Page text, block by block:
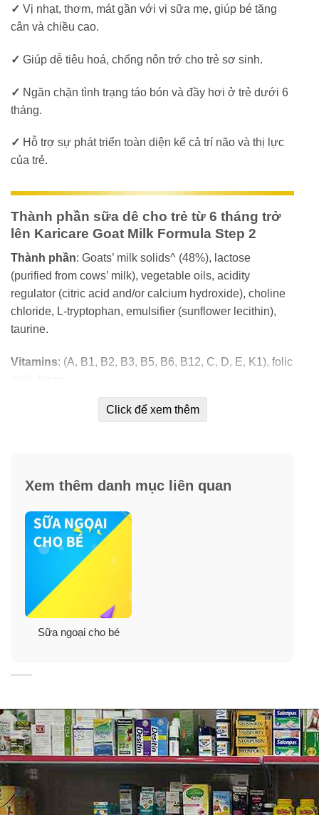
✓ Vị nhạt, thơm, mát gần với vị sữa mẹ, giúp bé tăng
cân và chiều cao.
✓ Giúp dễ tiêu hoá, chống nôn trớ cho trẻ sơ sinh.
✓ Ngăn chặn tình trạng táo bón và đầy hơi ở trẻ dưới 6
tháng.
✓ Hỗ trợ sự phát triển toàn diện kể cả trí não và thị lực
của trẻ.
Thành phần sữa dê cho trẻ từ 6 tháng trở
lên Karicare Goat Milk Formula Step 2
Thành phần: Goats’ milk solids^ (48%), lactose
(purified from cows’ milk), vegetable oils, acidity
regulator (citric acid and/or calcium hydroxide), choline
chloride, L-tryptophan, emulsifier (sunflower lecithin),
taurine.
Vitamins: (A, B1, B2, B3, B5, B6, B12, C, D, E, K1), folic
: Calcium, sodium, iron, zinc, copper,
Click để xem thêm
Xem thêm danh mục liên quan
Sữa ngoại cho bé